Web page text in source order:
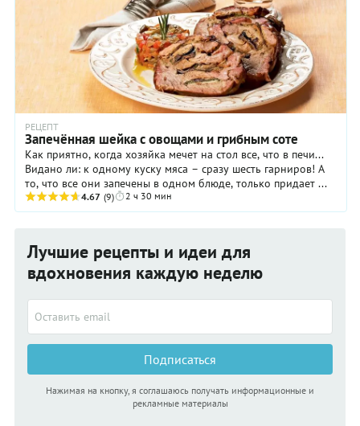
РЕЦЕПТ
Запечённая шейка с овощами и грибным соте
Как приятно, когда хозяйка мечет на стол все, что в печи...
Видано ли: к одному куску мяса – сразу шесть гарниров! А
то, что все они запечены в одном блюде, только придает ...
4.67 (9) 2 ч 30 мин
Лучшие рецепты и идеи для
вдохновения каждую неделю
Подписаться
Нажимая на кнопку, я соглашаюсь получать информационные и
рекламные материалы